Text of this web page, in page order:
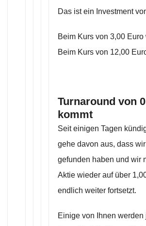
Das ist ein Investment
Beim Kurs von 3,00
Beim Kurs von 12,00
Turnaround von
kommt
Seit einigen Tagen
gehe davon aus, dass
gefunden haben und wir
Aktie wieder auf über
endlich weiter fortsetzt.
Einige von Ihnen